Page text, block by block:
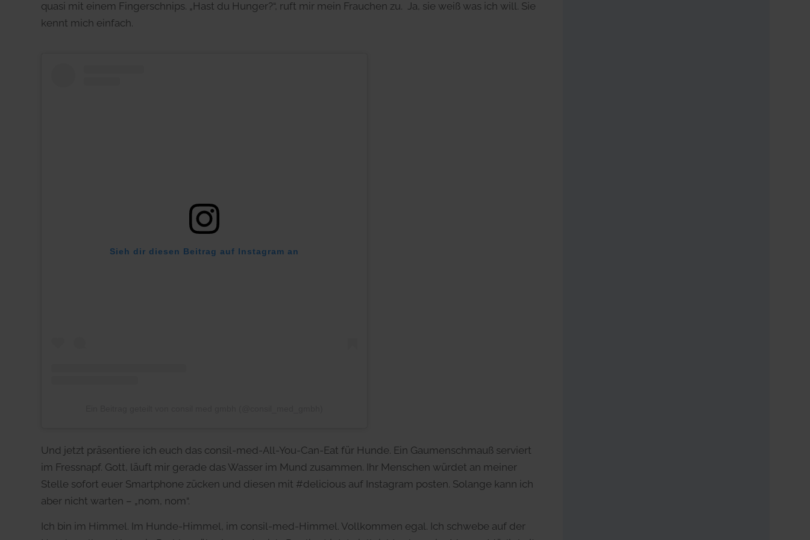
quasi mit einem Fingerschnips. „Hast du Hunger?“, ruft mir mein Frauchen zu. Ja, sie weiß was ich will. Sie
kennt mich einfach.
Sieh dir diesen Beitrag auf Instagram an
Und jetzt präsentiere ich euch das consil-med-All-You-Can-Eat für Hunde. Ein Gaumenschmauß serviert
im Fressnapf. Gott, läuft mir gerade das Wasser im Mund zusammen. Ihr Menschen würdet an meiner
Stelle sofort euer Smartphone zücken und diesen mit #delicious auf Instagram posten. Solange kann ich
aber nicht warten – „nom, nom“.
Ich bin im Himmel. Im Hunde-Himmel, im consil-med-Himmel. Vollkommen egal. Ich schwebe auf der